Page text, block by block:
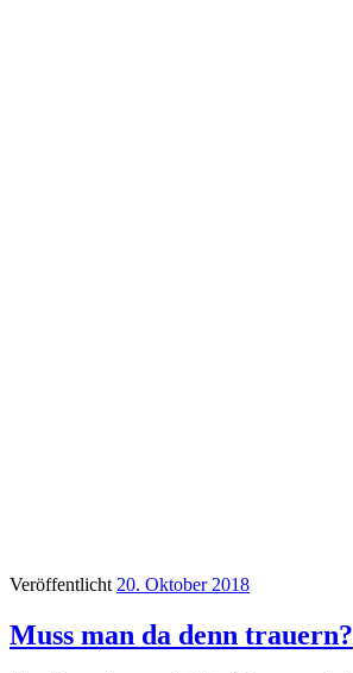
Veröffentlicht 20. Oktober 2018
Muss man da denn trauern?